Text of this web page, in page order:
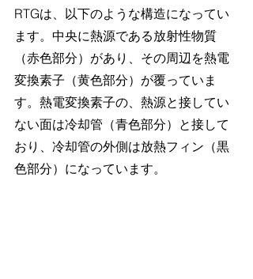
RTGは、以下のような構造になってい
ます。中央に熱源である放射性物質
（赤色部分）があり、その周辺を熱電
変換素子（黄色部分）が覆っていま
す。熱電変換素子の、熱源と接してい
ない面は冷却管（青色部分）と接して
おり、冷却管の外側は放熱フィン（黒
色部分）になっています。